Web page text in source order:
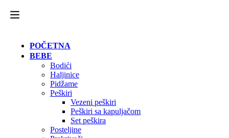
POČETNA
BEBE
Bodići
Haljinice
Pidžame
Peškiri
Vezeni peškiri
Peškiri sa kapuljačom
Set peškira
Posteljine